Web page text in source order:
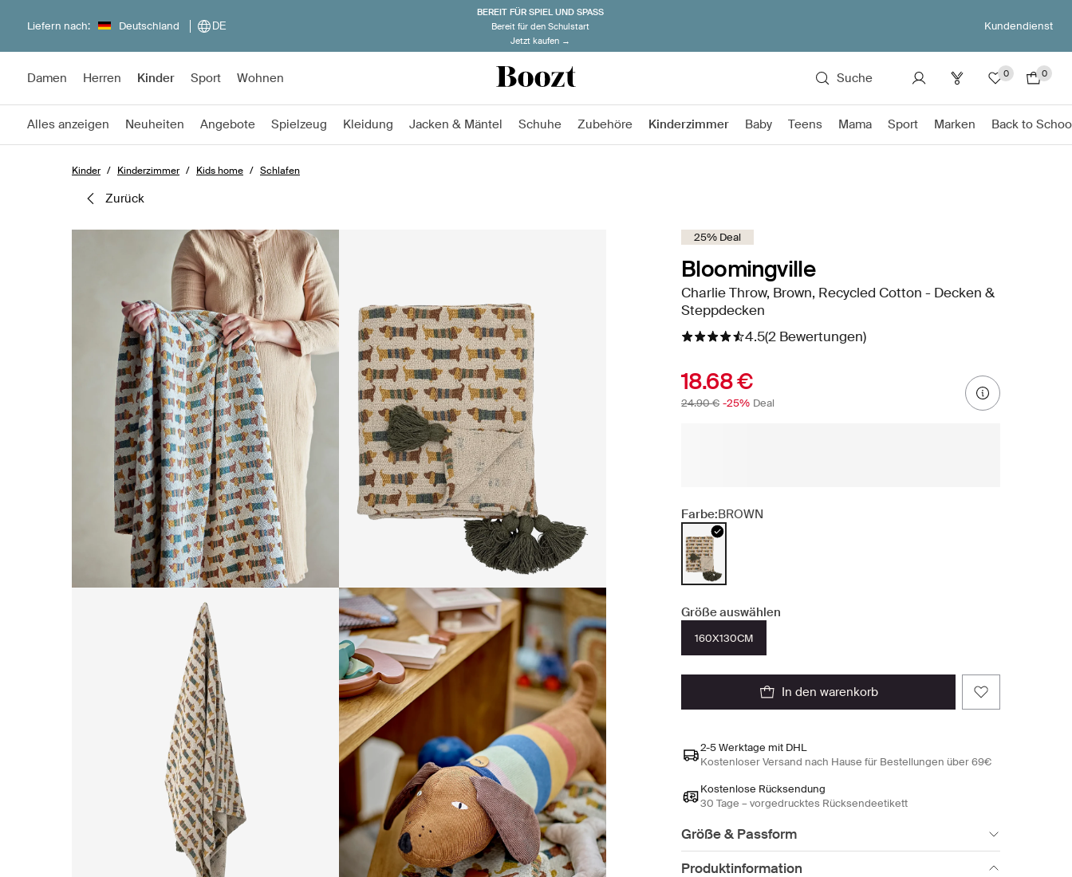
Liefern nach: Deutschland DE
BEREIT FÜR SPIEL UND SPASS
Bereit für den Schulstart
Jetzt kaufen →
Kundendienst
Damen Herren Kinder Sport Wohnen Suche 0 0
Alles anzeigen Neuheiten Angebote Spielzeug Kleidung Jacken & Mäntel Schuhe Zubehöre Kinderzimmer Baby Teens Mama Sport Marken Back to
Kinder Kinderzimmer Kids home Schlafen
zurück
25% Deal
Bloomingville
Charlie Throw, Brown, Recycled Cotton - Decken &
Steppdecken
4.5(2 Bewertungen)
18.68 €
24.90 € -25% Deal
Farbe:BROWN
Größe auswählen
160X130CM
in den warenkorb
2-5 Werktage mit DHL
Kostenloser Versand nach Hause für Bestellungen über 69€
Kostenlose Rücksendung
30 Tage – vorgedrucktes Rücksendeetikett
Größe & Passform
Produktinformation